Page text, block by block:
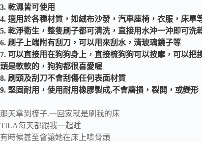
3. 乾濕皆可使用
4. 適用於各種材質，如絨布沙發，汽車座椅，衣服，床單
5. 乾淨衛生，整隻刷子都可清洗，直接用水沖一沖即可洗
6. 刷子上端附有刮刀，可以用來刮水，清玻璃鏡子等
7. 可以直接用在狗狗身上，直接梳狗狗可以按摩，可以
頭是軟軟的，狗狗都很喜愛喔
8. 刷頭及刮刀不會刮傷任何表面材質
9. 堅固耐用，使用耐用橡膠製成,不會磨損，裂開，或變形
那天拿到梳子.一回家就是刷我的床
TILA每天都跟我一起睡
有時候甚至會讓她在床上啃骨頭